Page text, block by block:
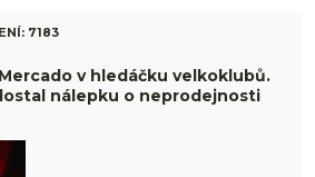
7183
v hledáčku velkoklubů.
nálepku o neprodejnosti